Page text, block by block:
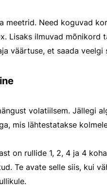
meetrid. Need koguvad
Lisaks ilmuvad mõnikord
väärtuse, et saada veelgi
volatiilsem. Jällegi
mis lähtestatakse
on rullide 1, 2, 4 ja 4
Te avate selle siis, kui